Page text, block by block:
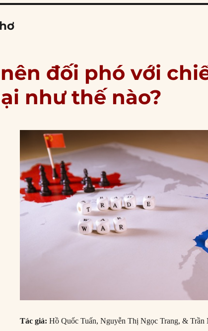
đối phó với
như thế nào?
Tác giả:Hồ Quốc Tuấn, Nguyễn Thị Ngọc Trang, & Trần